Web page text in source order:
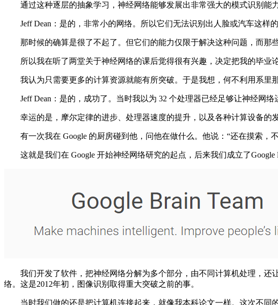
通过这种逐层的抽象学习，神经网络能够发展出非常强大的模式识别能力
Jeff Dean：是的，非常小的网络。所以它们无法识别出人脸或汽车这样的
那时候的确算是很了不起了。但它们的能力仅限于解决这种问题，而那
所以我在听了两堂关于神经网络的课后觉得很有兴趣，决定把我的毕业论
我认为只需要更多的计算资源就能有所突破。于是我想，何不利用系里
Jeff Dean：是的，成功了。当时我以为 32 个处理器已经足够让神经网络
幸运的是，摩尔定律的进步、处理器速度的提升，以及各种计算设备的
有一次我在 Google 的厨房碰到他，问他在做什么。他说：“还在摸索，
这就是我们在 Google 开始神经网络研究的起点，后来我们成立了Google
我们开发了软件，把神经网络分解为多个部分，由不同计算机处理，还
络。这是2012年初，图像识别取得重大突破之前的事。
当时我们做的还是把计算机连接起来，就像我本科论文一样。这次不同